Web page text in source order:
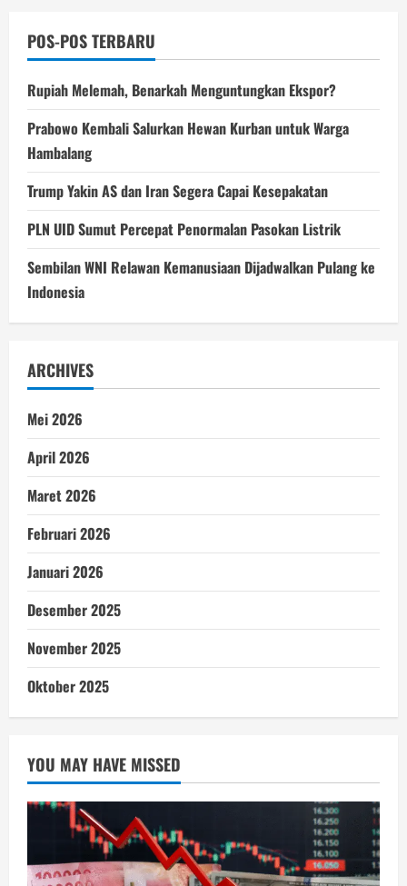
POS-POS TERBARU
Rupiah Melemah, Benarkah Menguntungkan Ekspor?
Prabowo Kembali Salurkan Hewan Kurban untuk Warga
Hambalang
Trump Yakin AS dan Iran Segera Capai Kesepakatan
PLN UID Sumut Percepat Penormalan Pasokan Listrik
Sembilan WNI Relawan Kemanusiaan Dijadwalkan Pulang ke
Indonesia
ARCHIVES
Mei 2026
April 2026
Maret 2026
Februari 2026
Januari 2026
Desember 2025
November 2025
Oktober 2025
YOU MAY HAVE MISSED